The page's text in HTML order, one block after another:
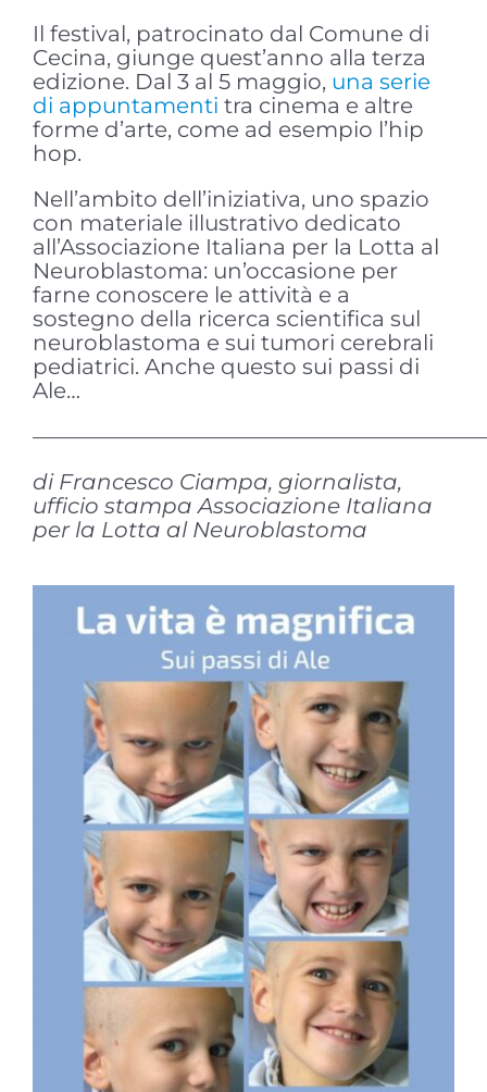
Il festival, patrocinato dal Comune di
Cecina, giunge quest’anno alla terza
edizione. Dal 3 al 5 maggio, una serie
di appuntamenti tra cinema e altre
forme d’arte, come ad esempio l’hip
hop.
Nell’ambito dell’iniziativa, uno spazio
con materiale illustrativo dedicato
all’Associazione Italiana per la Lotta al
Neuroblastoma: un’occasione per
farne conoscere le attività e a
sostegno della ricerca scientifica sul
neuroblastoma e sui tumori cerebrali
pediatrici. Anche questo sui passi di
Ale…
di Francesco Ciampa, giornalista,
ufficio stampa Associazione Italiana
per la Lotta al Neuroblastoma